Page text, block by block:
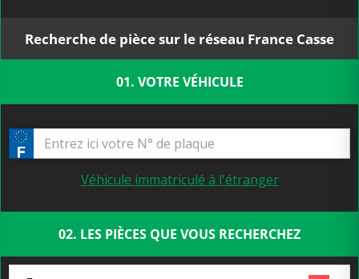
Recherche de pièce sur le réseau France Casse
01. VOTRE VÉHICULE
Véhicule immatriculé à l'étranger
02. LES PIÈCES QUE VOUS RECHERCHEZ